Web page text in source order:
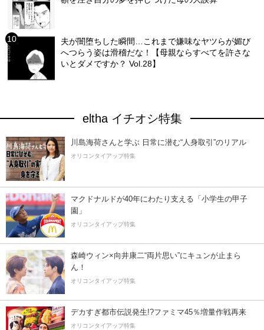
夫が闇堕ちした瞬間…これまで嫌味なヤツらが媚び
へつらう姿は滑稽だな！【母親ならすべてを許さな
いとダメですか？ Vol.28】
eltha イチオシ特集
川島海荷さんと学ぶ 日常に潜む“人身取引”のリアル
オリコンタイアップ特集
マクドナルドが40年にわたり支える「小学生の甲子
園」
オリコンタイアップ特集
森崎ウィン×向井康二“両片思い”にキュンが止まら
ん！
オリコンタイアップ特集
デカすぎ都市伝説発生!?ファミマ45％増量作戦再来
オリコンタイアップ特集